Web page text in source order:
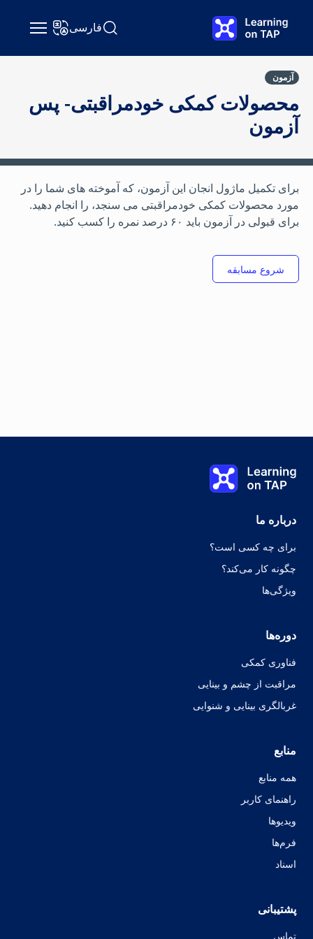
جستجو Learning on TAPفارسیتغییر زبان
آزمون
محصولات کمکی خودمراقبتی- پس
آزمون
برای تکمیل ماژول انجان این آزمون، که آموخته های شما را در
مورد محصولات کمکی خودمراقبتی می سنجد، را انجام دهید.
برای قبولی در آزمون باید ۶۰ درصد نمره را کسب کنید.
Learning on TAP - خانه
درباره ما
برای چه کسی است؟
چگونه کار می‌کند؟
ویژگی‌ها
دوره‌ها
فناوری کمکی
مراقبت از چشم و بینایی
غربالگری بینایی و شنوایی
منابع
همه منابع
راهنمای کاربر
ویدیوها
فرم‌ها
اسناد
پشتیبانی
تماس